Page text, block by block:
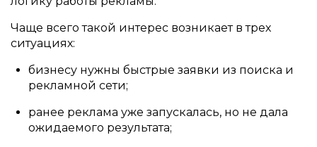
Чаще всего такой интерес возникает в трех
ситуациях:
бизнесу нужны быстрые заявки из поиска и
рекламной сети;
ранее реклама уже запускалась, но не дала
ожидаемого результата;